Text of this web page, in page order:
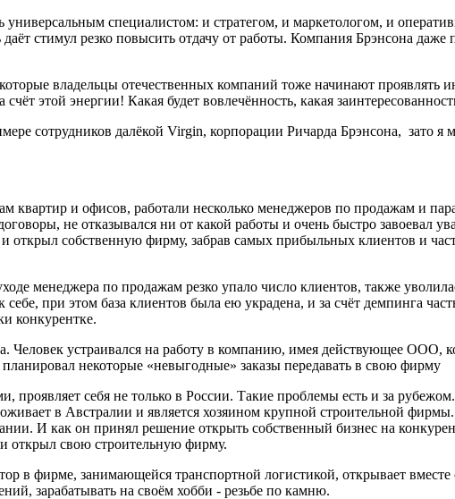
универсальным специалистом: и стратегом, и маркетологом, и
стимул резко повысить отдачу от работы. Компания Брэнсона
владельцы отечественных компаний тоже начинают проявлять
этой энергии! Какая будет вовлечённость, какая
сотрудников далёкой Virgin, корпорации Ричарда Брэнсона, зато я
квартир и офисов, работали несколько менеджеров по продажам и
не отказывался ни от какой работы и очень быстро
собственную фирму, забрав самых прибыльных клиентов и
менеджера по продажам резко упало число клиентов, также
при этом база клиентов была ею украдена, и за счёт демпинга
конкурентке.
Человек устраивался на работу в компанию, имея действующее ООО,
некоторые «невыгодные» заказы передавать в свою фирму
проявляет себя не только в России. Такие проблемы есть и за
в Австралии и является хозяином крупной строительной
И как он принял решение открыть собственный бизнес на
открыл свою строительную фирму.
в фирме, занимающейся транспортной логистикой, открывает
зарабатывать на своём хобби - резьбе по камню.